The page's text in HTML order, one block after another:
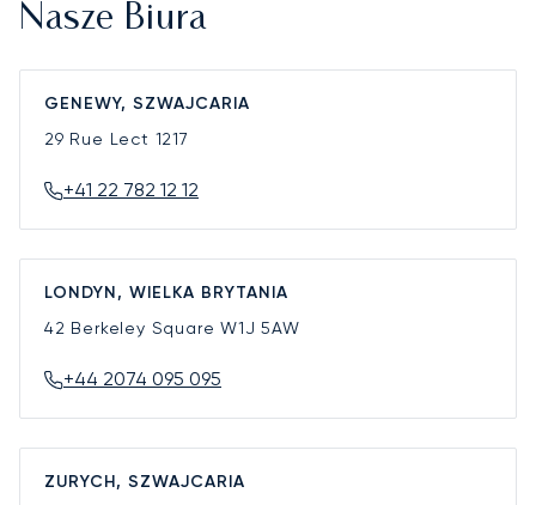
Nasze Biura
GENEWY, SZWAJCARIA
29 Rue Lect 1217
+41 22 782 12 12
LONDYN, WIELKA BRYTANIA
42 Berkeley SquareW1J 5AW
+44 2074 095 095
ZURYCH, SZWAJCARIA